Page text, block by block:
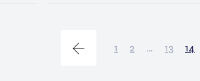
1 2 … 13 14